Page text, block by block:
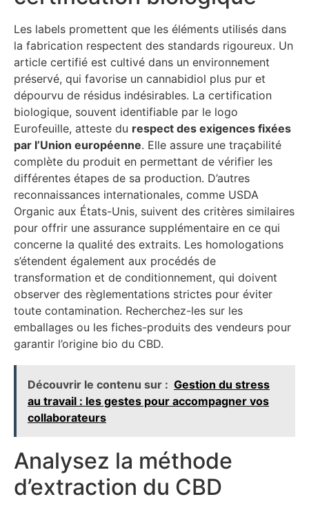
Les labels promettent que les éléments utilisés dans
la fabrication respectent des standards rigoureux. Un
article certifié est cultivé dans un environnement
préservé, qui favorise un cannabidiol plus pur et
dépourvu de résidus indésirables. La certification
biologique, souvent identifiable par le logo
Eurofeuille, atteste du respect des exigences fixées
par l’Union européenne. Elle assure une traçabilité
complète du produit en permettant de vérifier les
différentes étapes de sa production. D’autres
reconnaissances internationales, comme USDA
Organic aux États-Unis, suivent des critères similaires
pour offrir une assurance supplémentaire en ce qui
concerne la qualité des extraits. Les homologations
s’étendent également aux procédés de
transformation et de conditionnement, qui doivent
observer des règlementations strictes pour éviter
toute contamination. Recherchez-les sur les
emballages ou les fiches-produits des vendeurs pour
garantir l’origine bio du CBD.
Découvrir le contenu sur : Gestion du stress
au travail : les gestes pour accompagner vos
collaborateurs
Analysez la méthode
d’extraction du CBD